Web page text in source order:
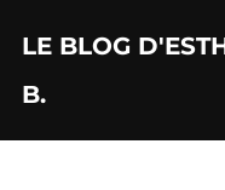
contenu
LE BLOG
B.